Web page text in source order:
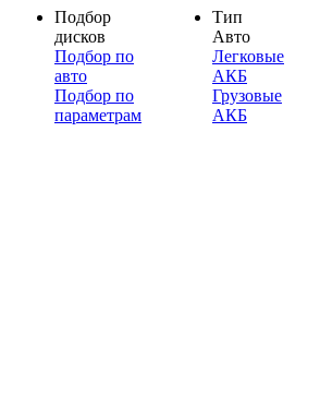
Подбор
дисков
Подбор по
авто
Подбор по
параметрам
Тип
Авто
Легковые
АКБ
Грузовые
АКБ